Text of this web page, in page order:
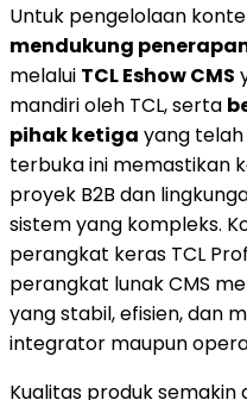
Untuk pengelolaan
mendukung
melalui TCL Eshow CMS
mandiri oleh TCL, serta
pihak ketiga yang
terbuka ini memastikan
proyek B2B dan
sistem yang kompleks.
perangkat keras TCL
perangkat lunak CMS
yang stabil, efisien, dan
integrator maupun
Kualitas produk semakin